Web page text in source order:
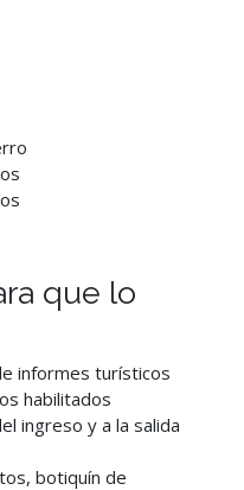
que lo
informes turísticos
habilitados
ingreso y a la salida
botiquín de